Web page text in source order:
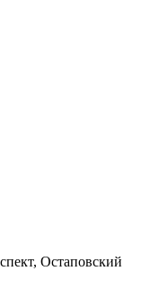
Остаповский